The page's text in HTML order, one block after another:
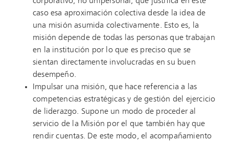
caso esa aproximación colectiva desde la idea de
una misión asumida colectivamente. Esto es, la
misión depende de todas las personas que trabajan
en la institución por lo que es preciso que se
sientan directamente involucradas en su buen
desempeño.
Impulsar una misión, que hace referencia a las
competencias estratégicas y de gestión del ejercicio
de liderazgo. Supone un modo de proceder al
servicio de la Misión por el que también hay que
rendir cuentas. De este modo, el acompañamiento